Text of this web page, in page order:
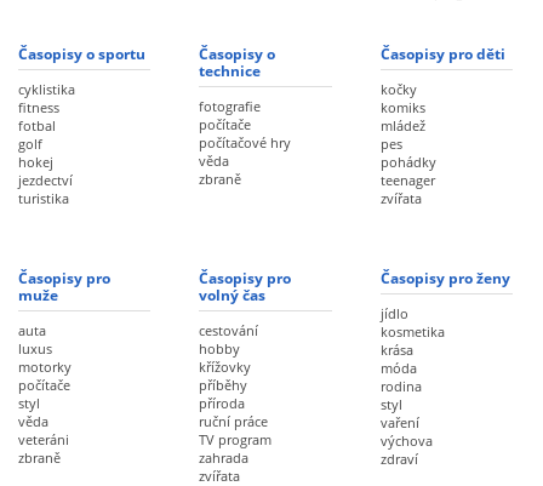
Časopisy o sportu
cyklistika
fitness
fotbal
golf
hokej
jezdectví
turistika
Časopisy o
technice
fotografie
počítače
počítačové hry
věda
zbraně
Časopisy pro děti
kočky
komiks
mládež
pes
pohádky
teenager
zvířata
Časopisy pro
muže
auta
luxus
motorky
počítače
styl
věda
veteráni
zbraně
Časopisy pro
volný čas
cestování
hobby
křížovky
příběhy
příroda
ruční práce
TV program
zahrada
zvířata
Časopisy pro ženy
jídlo
kosmetika
krása
móda
rodina
styl
vaření
výchova
zdraví